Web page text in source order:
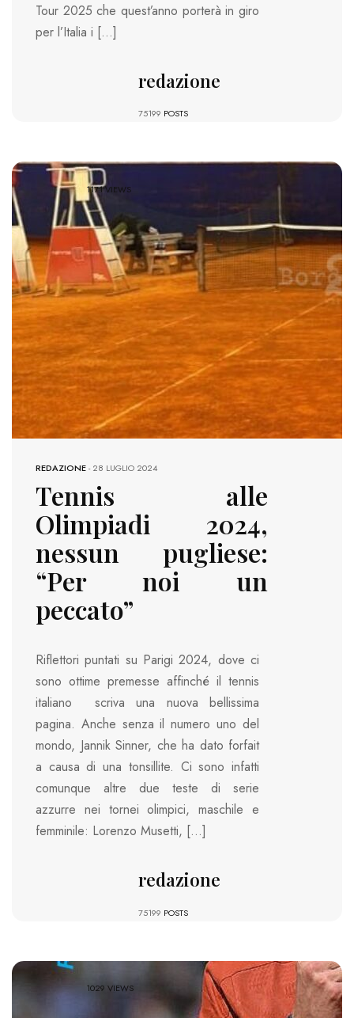
Tour 2025 che quest’anno porterà in giro
per l’Italia i […]
redazione
75199 POSTS
1171 VIEWS
REDAZIONE-28 LUGLIO 2024
Tennis alle
Olimpiadi 2024,
nessun pugliese:
“Per noi un
peccato”
Riflettori puntati su Parigi 2024, dove ci
sono ottime premesse affinché il tennis
italiano scriva una nuova bellissima
pagina. Anche senza il numero uno del
mondo, Jannik Sinner, che ha dato forfait
a causa di una tonsillite. Ci sono infatti
comunque altre due teste di serie
azzurre nei tornei olimpici, maschile e
femminile: Lorenzo Musetti, […]
redazione
75199 POSTS
1029 VIEWS